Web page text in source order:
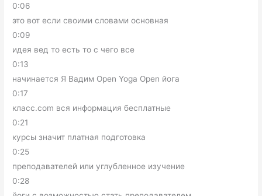
0:06
это вот если своими словами основная
0:09
идея вед то есть то с чего все
0:13
начинается Я Вадим Open Yoga Open йога
0:17
класс.com вся информация бесплатные
0:21
курсы значит платная подготовка
0:25
преподавателей или углубленное изучение
0:28